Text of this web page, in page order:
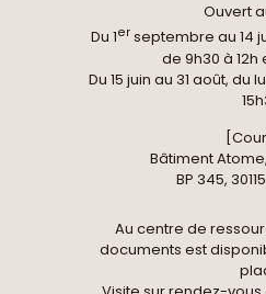
Ouvert
Du 1erseptembre au 14
de 9h30 à 12h
Du 15 juin au 31 août, du
Bâtiment
BP 345,
Au centre de
documents est